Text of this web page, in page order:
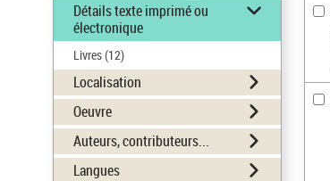
Détails texte imprimé ou
électronique
Livres(12)
Localisation
Oeuvre
Auteurs, contributeurs...
Langues